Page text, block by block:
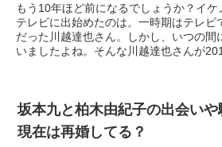
もう10年ほど前になるでしょうか？イ
テレビに出始めたのは。一時期はテレ
だった川越達也さん。しかし、いつの間
いましたよね。そんな川越達也さんが
坂本九と柏木由紀子の出会い
現在は再婚してる？